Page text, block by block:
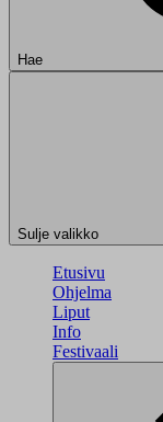
Hae
Sulje valikko
Etusivu
Ohjelma
Liput
Info
Festivaali